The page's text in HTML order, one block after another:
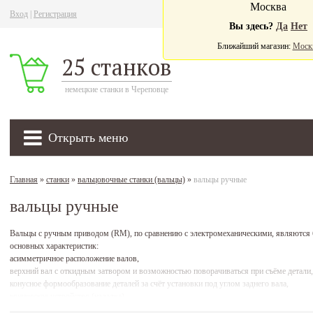
Вход Регистрация
25 станков
немецкие станки в Череповце
Открыть меню
Москва
Вы здесь? Да Нет
Ближайший магазин:
Главная » станки » вальцовочные станки (вальцы) » вальцы ручные
вальцы ручные
Вальцы с ручным приводом (RM), по сравнению с электромеханическими,
основных характеристик:
асимметричное расположение валов,
верхний вал с откидным затвором и возможностью поворачиваться при съёме детали,
конусное формообразование деталей за счёт установки под углом заднего вала,